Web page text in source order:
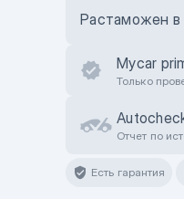
Растаможен
Mycar
Только
Отчет по
Есть гарантия